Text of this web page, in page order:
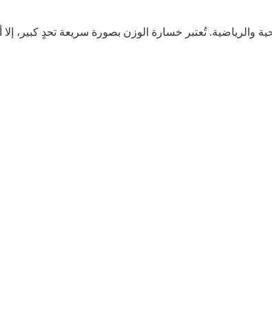
تُعتبر خسارة الوزن بصورة سريعة تحدٍ كبير، إلا